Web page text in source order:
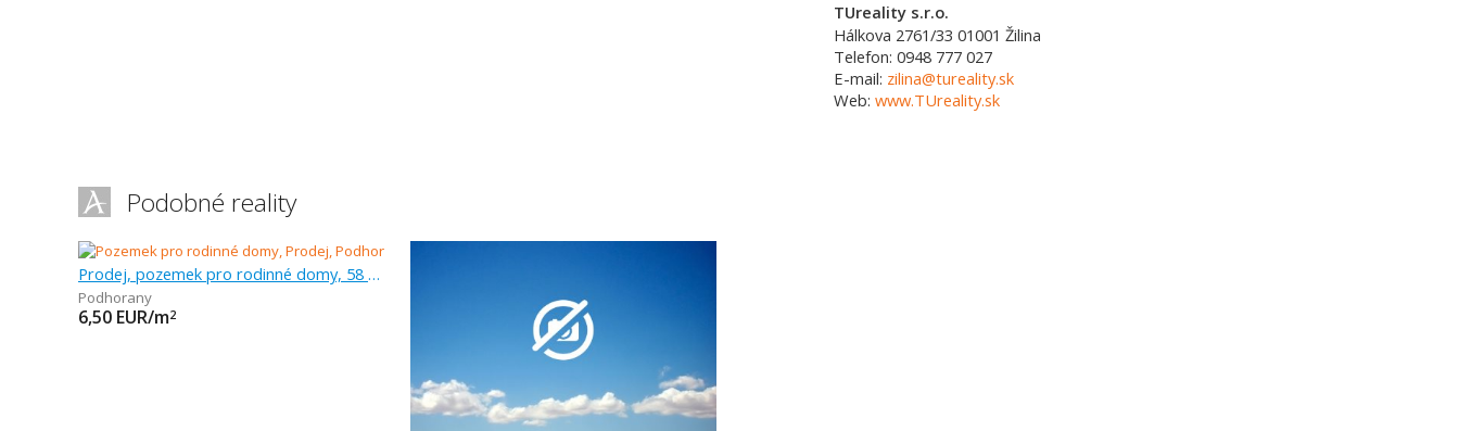
TUreality s.r.o.
Hálkova 2761/33 01001 Žilina
Telefon: 0948 777 027
E-mail: zilina@tureality.sk
Web: www.TUreality.sk
Podobné reality
Prodej, pozemek pro rodinné domy, 58 471 m
Podhorany
6,50 EUR/m2